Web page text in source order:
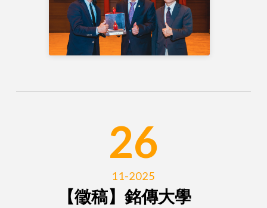
26
11-2025
【徵稿】銘傳大學